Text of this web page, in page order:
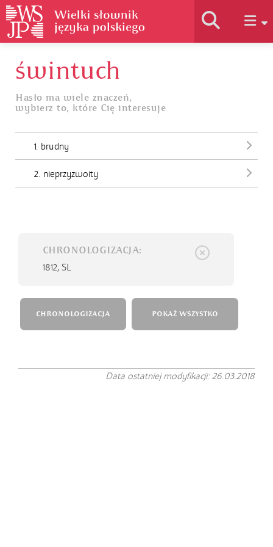
Historia słownika
Jak korzystać
świntuch
Hasło ma wiele znaczeń,
wybierz to, które Cię interesuje
1. brudny
2. nieprzyzwoity
CHRONOLOGIZACJA:
1812, SL
CHRONOLOGIZACJA POKAŻ WSZYSTKO
Data ostatniej modyfikacji: 26.03.2018